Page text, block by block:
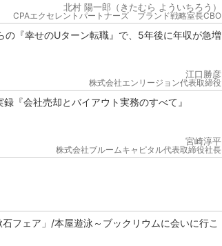
北村 陽一郎（きたむら よういちろう）
CPAエクセレントパートナーズ ブランド戦略室長CBO
の『幸せのUターン転職』で、5年後に年収が急増
江口勝彦
株式会社エンリージョン代表取締役
『会社売却とバイアウト実務のすべて』
宮崎淳平
株式会社ブルームキャピタル代表取締役社長
フェア」/本屋遊泳～ブックリウムに会いに行こ